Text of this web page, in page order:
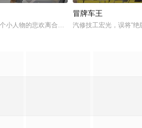
）在著名艺术家艾丽卡·特蕾西（奥利维亚·
小人物的悲欢离合，宣扬了树立正确的恋爱观
冒牌车王
汽修技工宏光，误将“